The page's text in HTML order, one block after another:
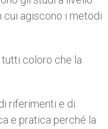
cui agiscono i metodi
coloro che la
riferimenti e di
e pratica perché la